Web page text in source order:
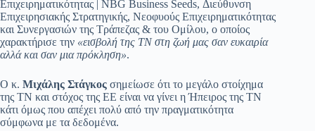
Επιχειρηματικότητας | NBG Business Seeds, Διεύθυνση
Επιχειρησιακής Στρατηγικής, Νεοφυούς Επιχειρηματικότητας
και Συνεργασιών της Τράπεζας & του Ομίλου, ο οποίος
χαρακτήρισε την «εισβολή της ΤΝ στη ζωή μας σαν ευκαιρία
αλλά και σαν μια πρόκληση».
Ο κ. Μιχάλης Στάγκος σημείωσε ότι το μεγάλο στοίχημα
της ΤΝ και στόχος της ΕΕ είναι να γίνει η Ήπειρος της ΤΝ
κάτι όμως που απέχει πολύ από την πραγματικότητα
σύμφωνα με τα δεδομένα.